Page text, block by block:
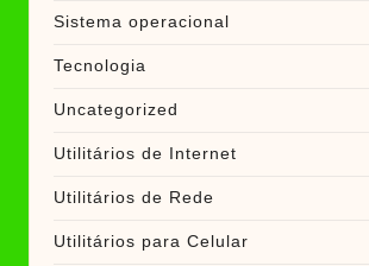
Sistema operacional
Tecnologia
Uncategorized
Utilitários de Internet
Utilitários de Rede
Utilitários para Celular